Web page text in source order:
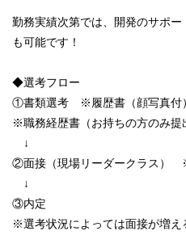
勤務実績次第では、開発のサポ
も可能です！
◆選考フロー
①書類選考 ※履歴書（顔写真付
※職務経歴書（お持ちの方のみ提
↓
②面接（現場リーダークラス）
↓
③内定
※選考状況によっては面接が増え